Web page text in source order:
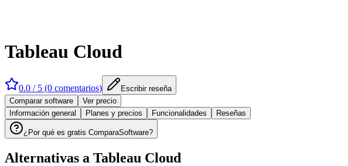
Tableau Cloud
0.0 / 5 (0 comentarios)
Escribir reseña
Comparar software
Ver precio
Información general
Planes y precios Funcionalidades Reseñas
¿Por qué es gratis ComparaSoftware?
Alternativas a Tableau Cloud